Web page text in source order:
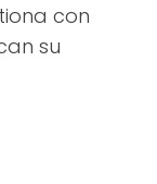
con
su